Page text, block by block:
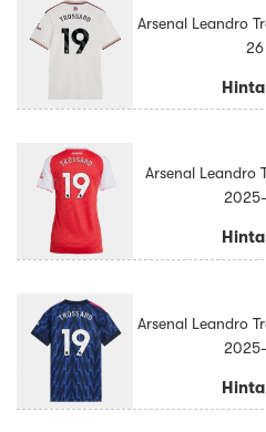
Arsenal Leandro
Arsenal Leandro
Arsenal Leandro